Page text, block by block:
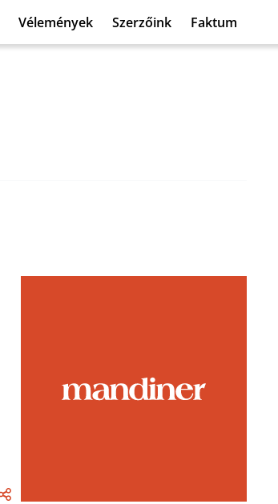
Vélemények Szerzőink Faktum